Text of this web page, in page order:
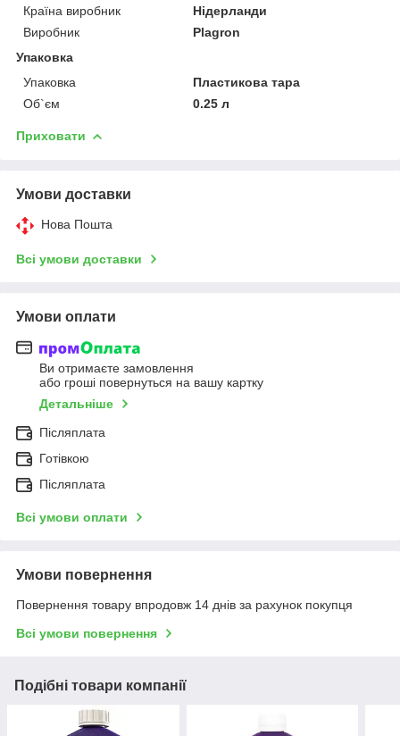
Країна виробник
Нідерланди
Виробник
Plagron
Упаковка
Упаковка
Пластикова тара
Об`єм
0.25 л
Приховати
Умови доставки
Нова Пошта
Всі умови доставки
Умови оплати
Ви отримаєте замовлення
або гроші повернуться на вашу картку
Детальніше
Післяплата
Готівкою
Післяплата
Всі умови оплати
Умови повернення
Повернення товару впродовж 14 днів за рахунок покупця
Всі умови повернення
Подібні товари компанії